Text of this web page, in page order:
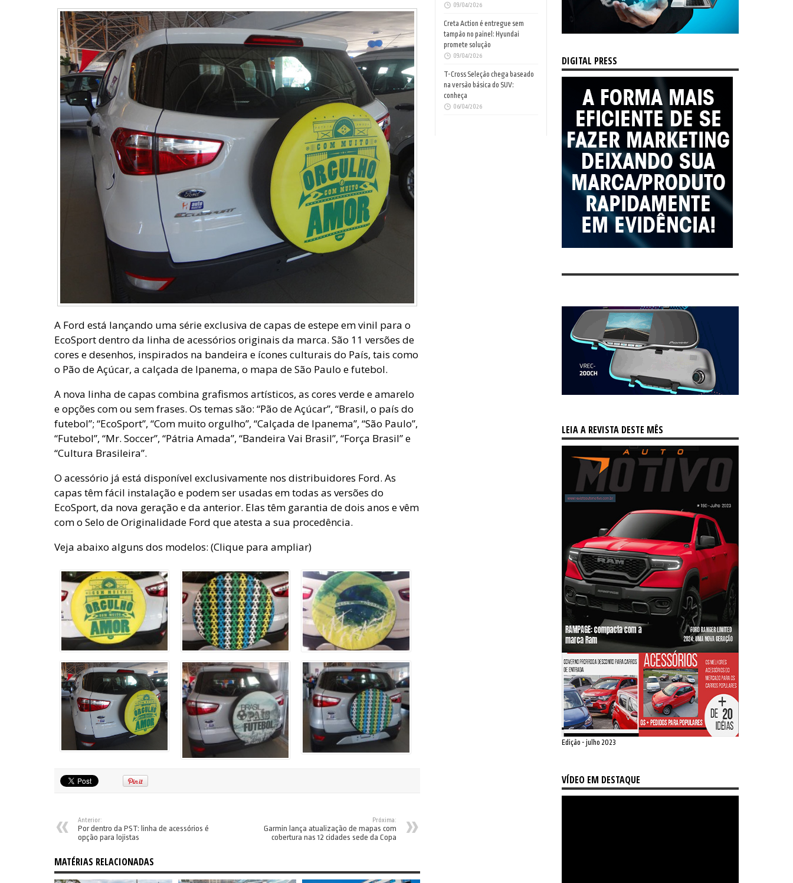
A Ford está lançando uma série exclusiva de capas de estepe em vinil para o
EcoSport dentro da linha de acessórios originais da marca. São 11 versões de
cores e desenhos, inspirados na bandeira e ícones culturais do País, tais como
o Pão de Açúcar, a calçada de Ipanema, o mapa de São Paulo e futebol.
A nova linha de capas combina grafismos artísticos, as cores verde e amarelo
e opções com ou sem frases. Os temas são: “Pão de Açúcar”, “Brasil, o país do
futebol”; “EcoSport”, “Com muito orgulho”, “Calçada de Ipanema”, “São Paulo”,
“Futebol”, “Mr. Soccer”, “Pátria Amada”, “Bandeira Vai Brasil”, “Força Brasil” e
“Cultura Brasileira”.
O acessório já está disponível exclusivamente nos distribuidores Ford. As
capas têm fácil instalação e podem ser usadas em todas as versões do
EcoSport, da nova geração e da anterior. Elas têm garantia de dois anos e vêm
com o Selo de Originalidade Ford que atesta a sua procedência.
Veja abaixo alguns dos modelos: (Clique para ampliar)
Anterior:
Por dentro da PST: linha de acessórios é
opção para lojistas
Próxima:
Garmin lança atualização de mapas com
cobertura nas 12 cidades sede da Copa
MATÉRIAS RELACIONADAS
09/04/2026
Creta Action é entregue sem
tampão no painel: Hyundai
promete solução
09/04/2026
T-Cross Seleção chega baseado
na versão básica do SUV:
conheça
06/04/2026
DIGITAL PRESS
LEIA A REVISTA DESTE MÊS
Edição - julho 2023
VÍDEO EM DESTAQUE